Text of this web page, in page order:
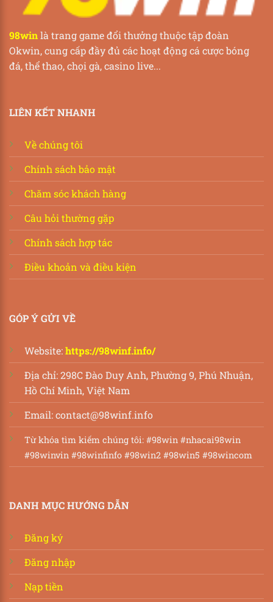
98winlà trang game đổi thưởng thuộc tập đoàn
Okwin, cung cấp đầy đủ các hoạt động cá cược bóng
đá, thể thao, chọi gà, casino live...
LIÊN KẾT NHANH
Về chúng tôi
Chính sách bảo mật
Chăm sóc khách hàng
Câu hỏi thường gặp
Chính sách hợp tác
Điều khoản và điều kiện
GÓP Ý GỬI VỀ
Website:https://98winf.info/
Địa chỉ:298C Đào Duy Anh, Phường 9, Phú Nhuận,
Hồ Chí Minh, Việt Nam
Email:contact@98winf.info
Từ khóa tìm kiếm chúng tôi: #98win #nhacai98win
#98winvin #98winfinfo #98win2 #98win5 #98wincom
DANH MỤC HƯỚNG DẪN
Đăng ký
Đăng nhập
Nạp tiền